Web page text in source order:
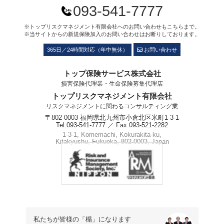
093-541-7777
※トップリスクマネジメント有限会社へのお問い合わせもこちらまで。
※当サイトからの新規保険加入のお問い合わせはお断りしております。
365日／24時間対応（年中無休） お問い合わせ
トップ保険サービス株式会社
損害保険代理業・生命保険募集代理店
トップリスクマネジメント有限会社
リスクマネジメントに関わるコンサルティング業
〒802-0003 福岡県北九州市小倉北区米町1-3-1
Tel.093-541-7777 ／ Fax.093-521-2282
1-3-1, Komemachi, Kokurakita-ku,
Kitakyushu, Fukuoka, 802-0003, Japan
Phone.+81-93-541-7777
私たちが皆様の「楯」になります